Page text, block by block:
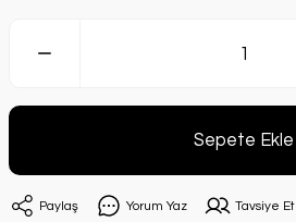
Sepete Ekle
Paylaş Yorum Yaz Tavsiye Et